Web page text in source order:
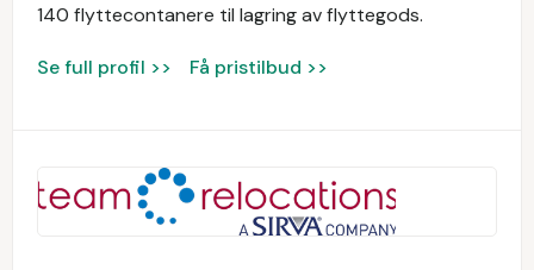
140 flyttecontanere til lagring av flyttegods.
Se full profil >> Få pristilbud >>